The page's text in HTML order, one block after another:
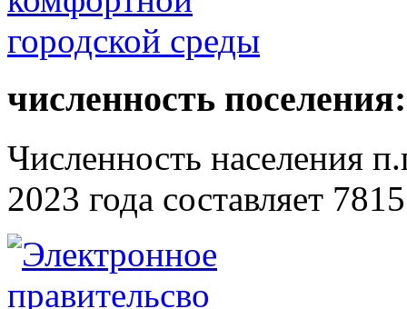
численность поселения:
Численность населения
2023 года составляет